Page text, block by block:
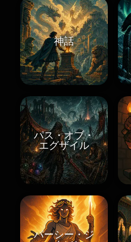
神話
パス・オブ・
エグザイル
パーシー・ジ